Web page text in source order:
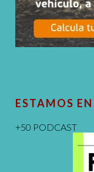
ESTAMOS
+50 PODCAST